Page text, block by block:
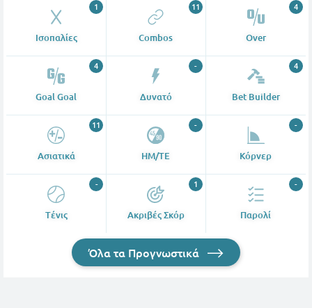
Ισοπαλίες
1
Combos
11
Over
4
Goal Goal
4
Δυνατό
-
Bet Builder
4
Ασιατικά
11
ΗΜ/ΤΕ
-
Κόρνερ
-
Tένις
-
Ακριβές Σκόρ
1
Παρολί
-
Όλα τα Προγνωστικά